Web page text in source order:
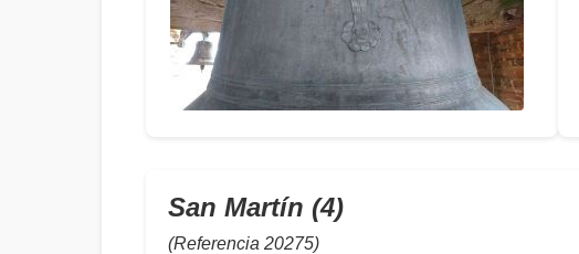
San Martín (4)
(Referencia 20275)